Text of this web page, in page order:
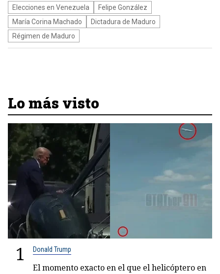
Elecciones en Venezuela
Felipe González
María Corina Machado
Dictadura de Maduro
Régimen de Maduro
Lo más visto
1 Donald Trump
El momento exacto en el que el helicóptero en